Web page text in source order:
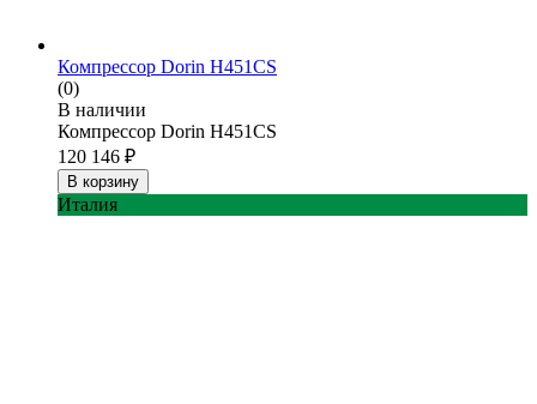
Компрессор Dorin H451CS
(0)
В наличии
Компрессор Dorin H451CS
120 146 ₽
В корзину
Италия